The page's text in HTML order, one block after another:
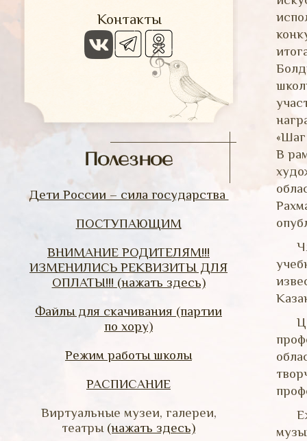
Контакты
Полезное
Дети России – сила государства
ПОСТУПАЮЩИМ
ВНИМАНИЕ РОДИТЕЛЯМ!!!
ИЗМЕНИЛИСЬ РЕКВИЗИТЫ ДЛЯ
ОПЛАТЫ!!! (нажать здесь)
Файлы для скачивания (партии
по хору)
Режим работы школы
РАСПИСАНИЕ
Виртуальные музеи, галереи,
театры (нажать здесь)
«Шаг
В